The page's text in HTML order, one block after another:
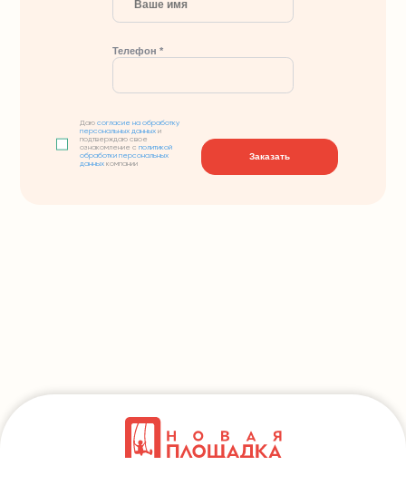
Телефон *
Даюсогласие на обработку
персональных данных и
подтверждаю свое
ознакомление сполитикой
обработки персональных
данных компании
Заказать